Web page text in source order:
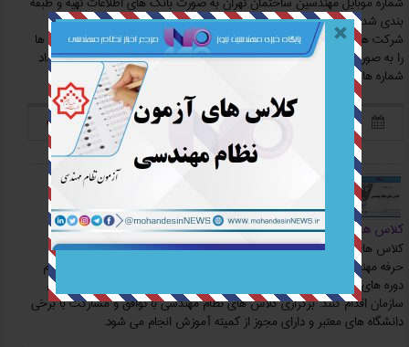
بندی شده برای استفاده شرکت های مختلف خرید و فروش می شود. برخی
شرکت ها فایل اکسل از شماره موبایل مهندسین ساختمان تهران و سایر استان ها
را به صورت آنلاین به فروش می رسانند که تعرفه آن براساس نام استان و تعداد
شماره ها تنظیم شده است.
 ۱ بهمن ۹۷ 7164 بازدید  بدون نظر ادامه مطلب
کلاس های نظام مهندسی
کلاس های نظام مهندسی در قالب دوره های اجباری برای ارتقای پایه و ورود به
حرفه مهندسان برگزار می شود که داوطلبان و مهندسان می توانند برای ثبت نام
دوره های آموزشی ارتقای پایه و ورود به حرفه اجرا با مراجعه به پورتال آموزش
سازمان اقدام کنند. برگزاری کلاس های نظام مهندسی با توافق و مشارکت با برخی
دانشگاه های معتبر و دارای مجوز از کمیته آموزش انجام می شود.